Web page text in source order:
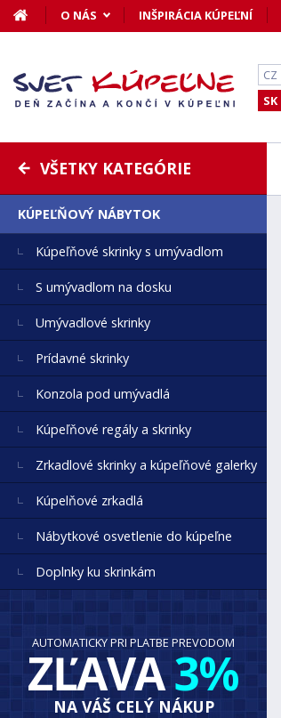
O NÁS INŠPIRÁCIA KÚPEĽNÍ
CZ
SK
VŠETKY KATEGÓRIE
KÚPEĽŇOVÝ NÁBYTOK
Kúpeľňové skrinky s umývadlom
S umývadlom na dosku
Umývadlové skrinky
Prídavné skrinky
Konzola pod umývadlá
Kúpeľňové regály a skrinky
Zrkadlové skrinky a kúpeľňové galerky
Kúpelňové zrkadlá
Nábytkové osvetlenie do kúpeľne
Doplnky ku skrinkám
AUTOMATICKY PRI PLATBE PREVODOM
ZĽAVA3%
NA VÁŠ CELÝ NÁKUP